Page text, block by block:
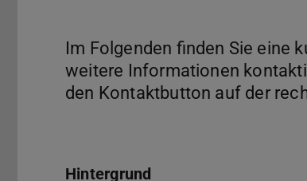
Im Folgenden finden Sie eine
weitere Informationen
den Kontaktbutton auf der
Hintergrund